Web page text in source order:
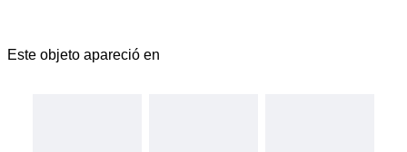
Este objeto apareció en